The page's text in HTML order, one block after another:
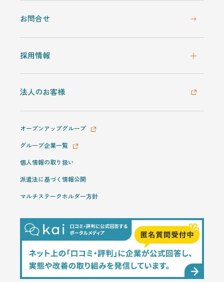
お問合せ
採用情報
法人のお客様
オープンアップグループ
グループ企業一覧
個人情報の取り扱い
派遣法に基づく情報公開
マルチステークホルダー方針